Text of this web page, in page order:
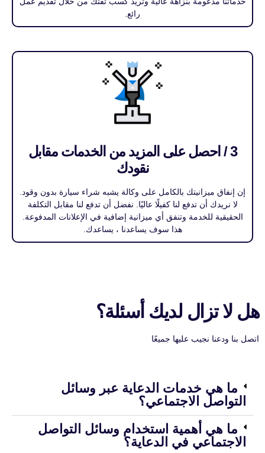
رائع.
3 / احصل على المزيد من الخدمات مقابل
نقودك
إن إنفاق ميزانيتك بالكامل على وكالة يشبه شراء سيارة بدون وقود.
لا نريدك أن تدفع لنا كفيلًا عاليًا. نفضل أن تدفع لنا مقابل التكلفة
الحقيقية للخدمة وتنفق أي ميزانية إضافية في الإعلانات المدفوعة.
هذا سوف يساعدنا ، يساعدك.
هل لا تزال لديك أسئلة؟
اتصل بنا ودعنا نجيب عليها جميعًا
ما هي خدمات الدعاية عبر وسائل
التواصل الاجتماعي؟
ما هي أهمية استخدام وسائل التواصل
الاجتماعي في الدعاية؟